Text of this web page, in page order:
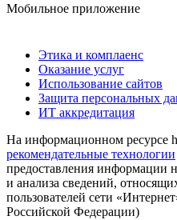
Мобильное приложение
Этика и комплаенс
Оказание услуг
Использование сайтов
Защита персональных
ИТ аккредитация
На информационном ресурсе
рекомендательные технологии
предоставления информации
и анализа сведений,
пользователей сети
Российской Федерации)